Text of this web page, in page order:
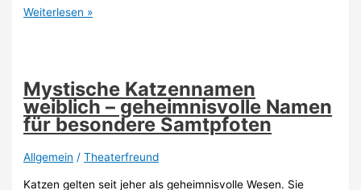
Schauspieler
Die
besten
Tipps
Weiterlesen »
Mystische Katzennamen
weiblich – geheimnisvolle Namen
für besondere Samtpfoten
Allgemein /Theaterfreund
Katzen gelten seit jeher als geheimnisvolle Wesen. Sie